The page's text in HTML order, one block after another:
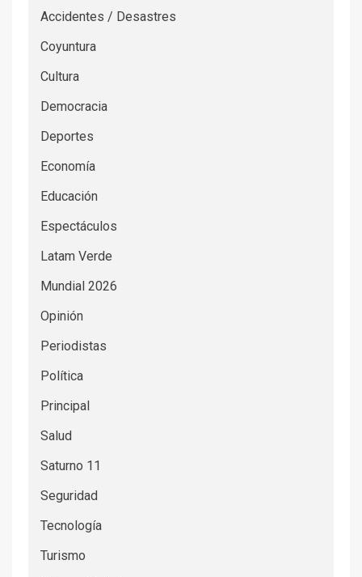
Accidentes / Desastres
Coyuntura
Cultura
Democracia
Deportes
Economía
Educación
Espectáculos
Latam Verde
Mundial 2026
Opinión
Periodistas
Política
Principal
Salud
Saturno 11
Seguridad
Tecnología
Turismo